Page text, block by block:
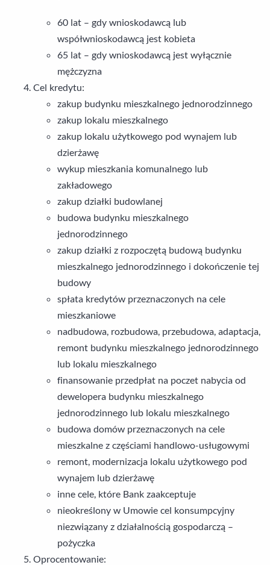
60 lat – gdy wnioskodawcą lub
współwnioskodawcą jest kobieta
65 lat – gdy wnioskodawcą jest wyłącznie
mężczyzna
Cel kredytu:
zakup budynku mieszkalnego jednorodzinnego
zakup lokalu mieszkalnego
zakup lokalu użytkowego pod wynajem lub
dzierżawę
wykup mieszkania komunalnego lub
zakładowego
zakup działki budowlanej
budowa budynku mieszkalnego
jednorodzinnego
zakup działki z rozpoczętą budową budynku
mieszkalnego jednorodzinnego i dokończenie tej
budowy
spłata kredytów przeznaczonych na cele
mieszkaniowe
nadbudowa, rozbudowa, przebudowa, adaptacja,
remont budynku mieszkalnego jednorodzinnego
lub lokalu mieszkalnego
finansowanie przedpłat na poczet nabycia od
dewelopera budynku mieszkalnego
jednorodzinnego lub lokalu mieszkalnego
budowa domów przeznaczonych na cele
mieszkalne z częściami handlowo-usługowymi
remont, modernizacja lokalu użytkowego pod
wynajem lub dzierżawę
inne cele, które Bank zaakceptuje
nieokreślony w Umowie cel konsumpcyjny
niezwiązany z działalnością gospodarczą –
pożyczka
Oprocentowanie: